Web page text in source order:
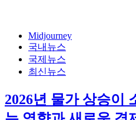
Midjourney
국내뉴스
국제뉴스
최신뉴스
2026년 물가 상승이